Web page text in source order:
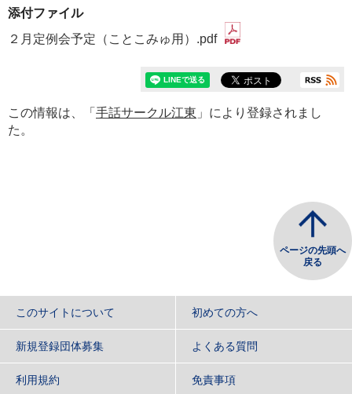
添付ファイル
２月定例会予定（ことこみゅ用）.pdf
この情報は、「 手話サークル江東 」により登録されまし
た。
ページの先頭へ
戻る
このサイトについて 初めての方へ
新規登録団体募集 よくある質問
利用規約 免責事項